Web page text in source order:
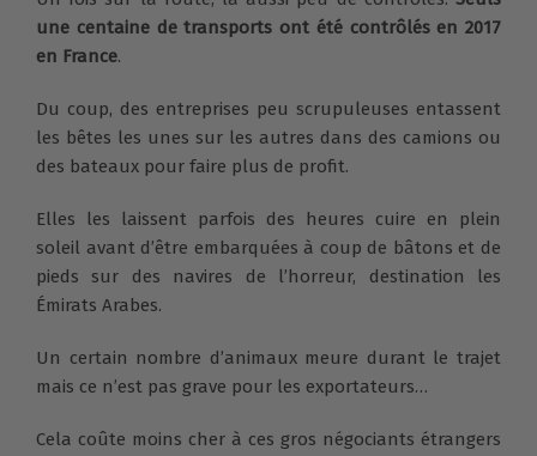
une centaine de transports ont été contrôlés en 2017
en France.
Du coup, des entreprises peu scrupuleuses entassent
les bêtes les unes sur les autres dans des camions ou
des bateaux pour faire plus de profit.
Elles les laissent parfois des heures cuire en plein
soleil avant d’être embarquées à coup de bâtons et de
pieds sur des navires de l’horreur, destination les
Émirats Arabes.
Un certain nombre d’animaux meure durant le trajet
mais ce n’est pas grave pour les exportateurs…
Cela coûte moins cher à ces gros négociants étrangers